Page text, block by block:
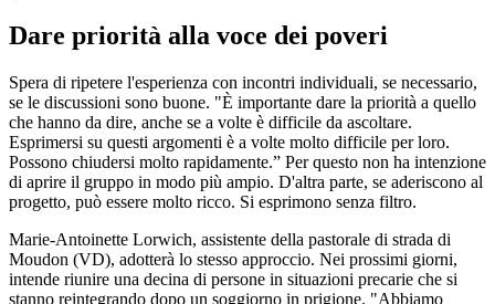
Dare priorità alla voce dei poveri
Spera di ripetere l'esperienza con incontri individuali, se necessario,
se le discussioni sono buone. "È importante dare la priorità a quello
che hanno da dire, anche se a volte è difficile da ascoltare.
Esprimersi su questi argomenti è a volte molto difficile per loro.
Possono chiudersi molto rapidamente.” Per questo non ha intenzione
di aprire il gruppo in modo più ampio. D'altra parte, se aderiscono al
progetto, può essere molto ricco. Si esprimono senza filtro.
Marie-Antoinette Lorwich, assistente della pastorale di strada di
Moudon (VD), adotterà lo stesso approccio. Nei prossimi giorni,
intende riunire una decina di persone in situazioni precarie che si
stanno reintegrando dopo un soggiorno in prigione. "Abbiamo